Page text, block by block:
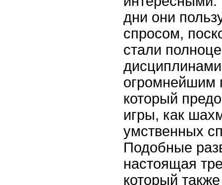
дни они
спросом,
стали
огромнейшим
который
игры, как
умственных
Подобные
настоящая
который